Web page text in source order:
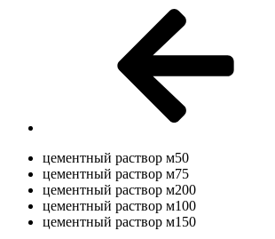
цементный раствор м50
цементный раствор м75
цементный раствор м200
цементный раствор м100
цементный раствор м150